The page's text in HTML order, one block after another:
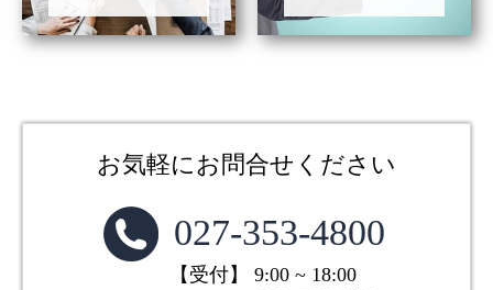
お気軽にお問合せください
027-353-4800
【受付】 9:00 ~ 18:00